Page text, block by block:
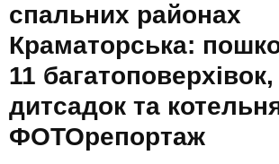
спальних районах
Краматорська:
11 багатоповерхівок,
дитсадок та
ФОТОрепортаж